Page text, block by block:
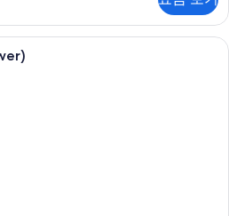
스위트, 테라스 (Water Tower) | 고급